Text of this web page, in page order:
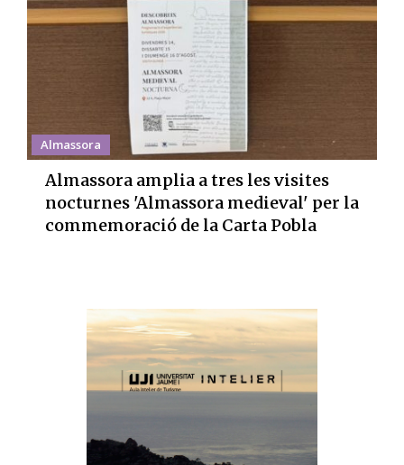
Almassora
Almassora amplia a tres les visites
nocturnes 'Almassora medieval' per la
commemoració de la Carta Pobla